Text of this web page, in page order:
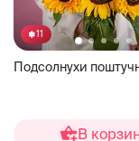
11
Подсолнухи
В